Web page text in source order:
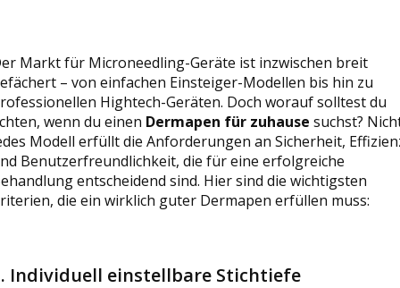
Markt für Microneedling-Geräte ist inzwischen breit
– von einfachen Einsteiger-Modellen bis hin zu
Hightech-Geräten. Doch worauf solltest du
wenn du einen Dermapen für zuhause suchst?
Modell erfüllt die Anforderungen an Sicherheit,
Benutzerfreundlichkeit, die für eine erfolgreiche
entscheidend sind. Hier sind die wichtigsten
die ein wirklich guter Dermapen erfüllen muss:
Individuell einstellbare Stichtiefe